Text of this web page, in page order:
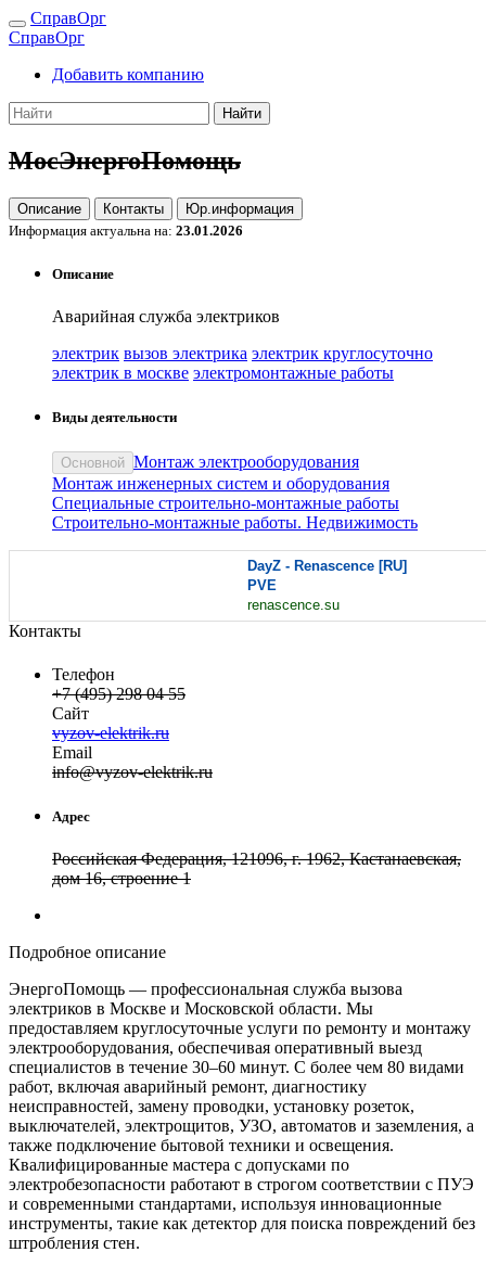
СправОрг
СправОрг
Добавить компанию
Найти
МосЭнергоПомощь
Описание Контакты
Юр.информация
Информация актуальна на: 23.01.2026
Описание
Аварийная служба электриков
электрик вызов электрика электрик круглосуточно
электрик в москве электромонтажные работы
Виды деятельности
Основной Монтаж электрооборудования
Монтаж инженерных систем и оборудования
Специальные строительно-монтажные работы
Строительно-монтажные работы. Недвижимость
DayZ - Renascence [RU]
PVE
renascence.su
Контакты
Телефон
+7 (495) 298 04 55
Сайт
vyzov-elektrik.ru
Email
info@vyzov-elektrik.ru
Адрес
Российская Федерация, 121096, г. 1962, Кастанаевская,
дом 16, строение 1
Подробное описание
ЭнергоПомощь — профессиональная служба вызова
электриков в Москве и Московской области. Мы
предоставляем круглосуточные услуги по ремонту и монтажу
электрооборудования, обеспечивая оперативный выезд
специалистов в течение 30–60 минут. С более чем 80 видами
работ, включая аварийный ремонт, диагностику
неисправностей, замену проводки, установку розеток,
выключателей, электрощитов, УЗО, автоматов и заземления, а
также подключение бытовой техники и освещения.
Квалифицированные мастера с допусками по
электробезопасности работают в строгом соответствии с ПУЭ
и современными стандартами, используя инновационные
инструменты, такие как детектор для поиска повреждений без
штробления стен.